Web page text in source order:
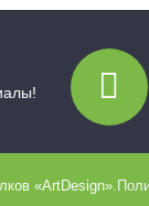
«ArtDesign».